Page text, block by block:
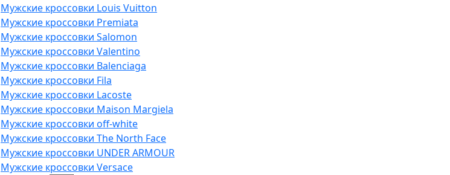
Мужские кроссовки Louis Vuitton
Мужские кроссовки Premiata
Мужские кроссовки Salomon
Мужские кроссовки Valentino
Мужские кроссовки Balenciaga
Мужские кроссовки Fila
Мужские кроссовки Lacoste
Мужские кроссовки Maison Margiela
Мужские кроссовки off-white
Мужские кроссовки The North Face
Мужские кроссовки UNDER ARMOUR
Мужские кроссовки Versace